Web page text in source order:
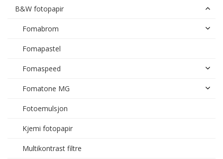
B&W fotopapir
Fomabrom
Fomapastel
Fomaspeed
Fomatone MG
Fotoemulsjon
Kjemi fotopapir
Multikontrast filtre